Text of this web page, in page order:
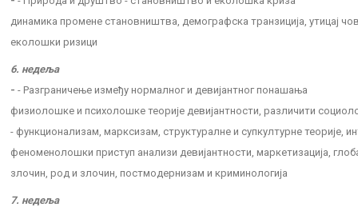
динамика промене становништва, демографска транзиција, утицај
еколошки ризици
6. недеља
- - Разграничење између нормалног и девијантног понашања
физиолошке и психолошке теорије девијантности, различити
- функционализам, марксизам, структуралне и супкултурне теорије,
феноменолошки приступ анализи девијантности, маркетизација,
злочин, род и злочин, постмодернизам и криминологија
7. недеља